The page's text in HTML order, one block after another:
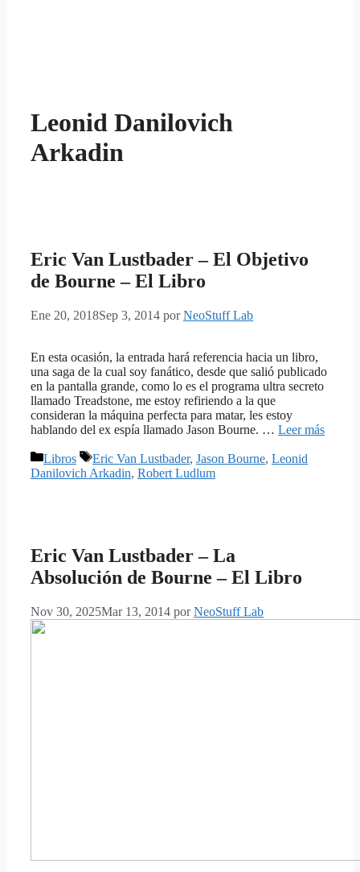
Leonid Danilovich
Arkadin
Eric Van Lustbader – El Objetivo
de Bourne – El Libro
Ene 20, 2018Sep 3, 2014 porNeoStuff Lab
En esta ocasión, la entrada hará referencia hacia un libro,
una saga de la cual soy fanático, desde que salió publicado
en la pantalla grande, como lo es el programa ultra secreto
llamado Treadstone, me estoy refiriendo a la que
consideran la máquina perfecta para matar, les estoy
hablando del ex espía llamado Jason Bourne. … Leer más
Categorías
Libros Etiquetas
Eric Van Lustbader, Jason Bourne, Leonid
Danilovich Arkadin, Robert Ludlum
Eric Van Lustbader – La
Absolución de Bourne – El Libro
Nov 30, 2025Mar 13, 2014 porNeoStuff Lab